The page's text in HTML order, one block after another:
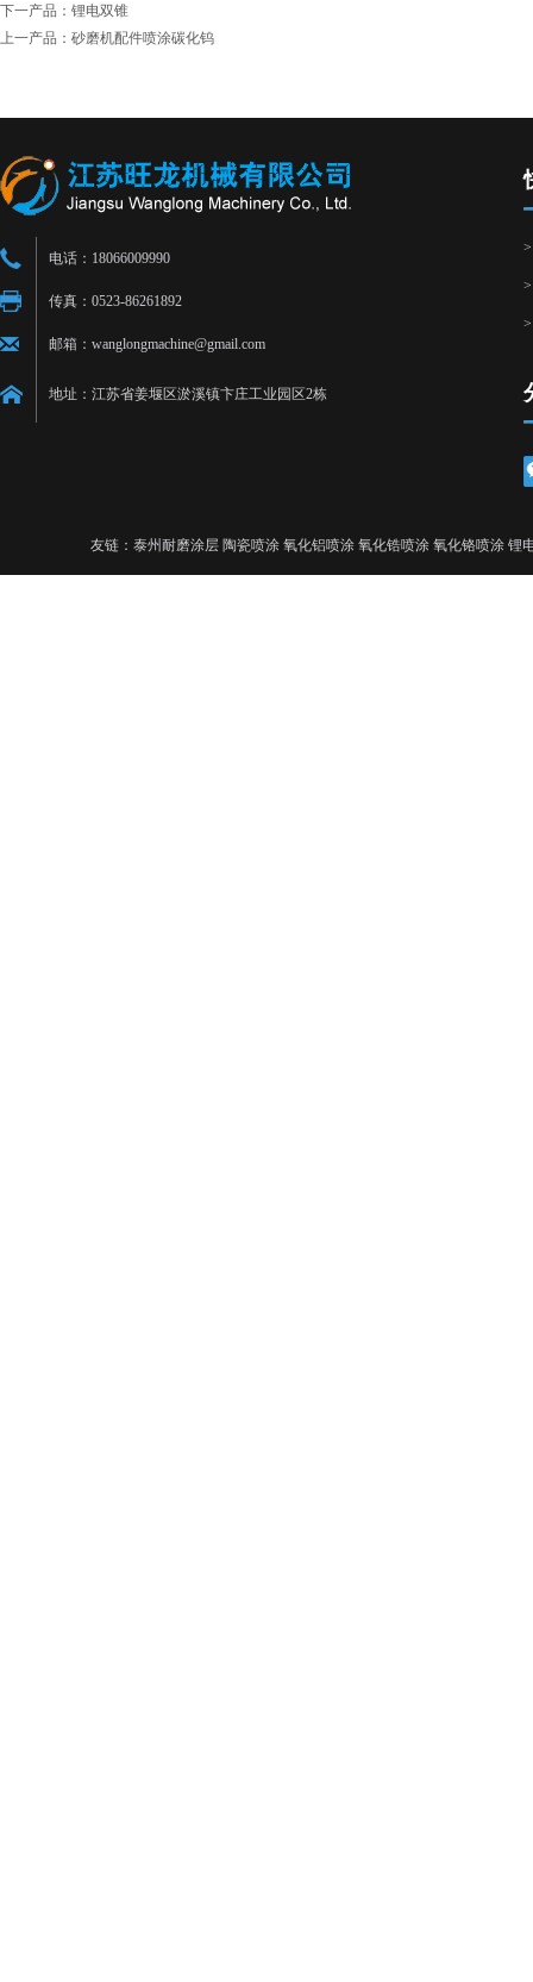
下一产品： 锂电双锥
上一产品： 砂磨机配件喷涂碳化钨
电话：18066009990
传真：0523-86261892
邮箱：wanglongmachine@gmail.com
地址：江苏省姜堰区淤溪镇卞庄工业园区2栋
友链：泰州耐磨涂层 陶瓷喷涂 氧化铝喷涂 氧化锆喷涂 氧化铬喷涂